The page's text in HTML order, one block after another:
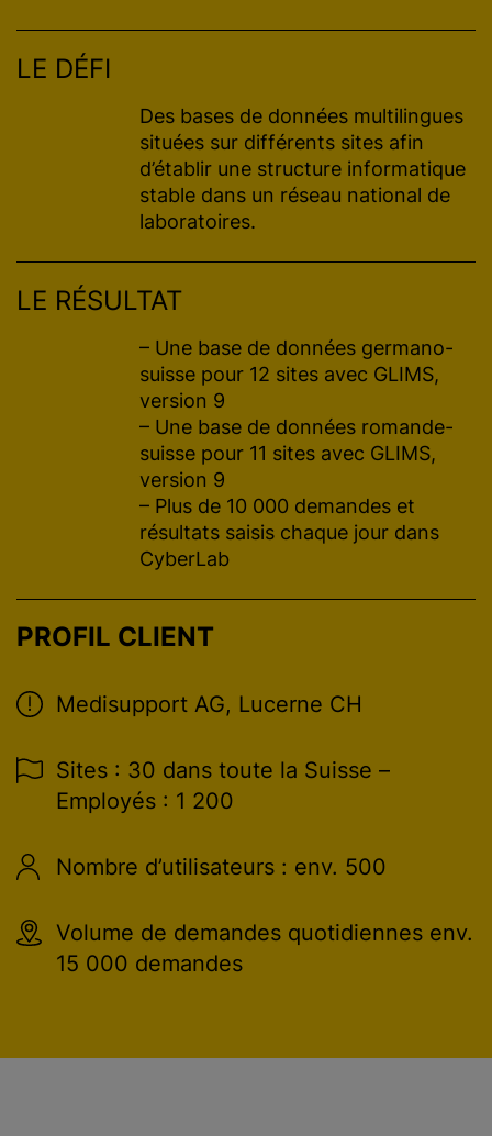
PROFIL CLIENT
Medisupport AG, Lucerne CH
Sites : 30 dans toute la Suisse –
Employés : 1 200
Nombre d’utilisateurs : env. 500
Volume de demandes quotidiennes env.
15 000 demandes
LE DÉFI
Des bases de données multilingues
situées sur différents sites afin
d’établir une structure informatique
stable dans un réseau national de
laboratoires.
LE RÉSULTAT
– Une base de données germano-
suisse pour 12 sites avec GLIMS,
version 9
– Une base de données romande-
suisse pour 11 sites avec GLIMS,
version 9
– Plus de 10 000 demandes et
résultats saisis chaque jour dans
CyberLab